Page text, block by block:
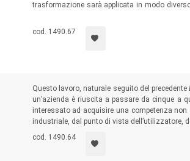
trasformazione sarà applicata in modo
abilitanti effettivamente applicabili, essi
discreto recupero di efficienza e produttività.
cod. 1490.67
Questo lavoro, naturale seguito del precedente
un’azienda è riuscita a passare da cinque a
interessato ad acquisire una competenza
industriale, dal punto di vista dell’utilizzatore,
cod. 1490.64